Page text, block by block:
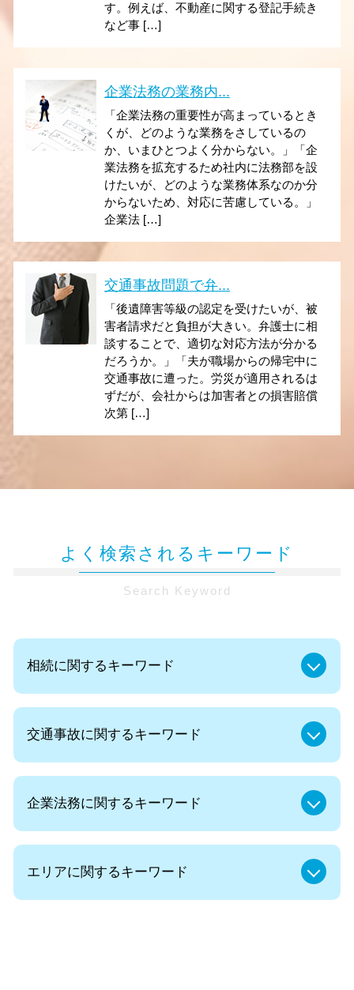
す。例えば、不動産に関する登記手続き
など事 […]
企業法務の業務内...
「企業法務の重要性が高まっているとき
くが、どのような業務をさしているの
か、いまひとつよく分からない。」「企
業法務を拡充するため社内に法務部を設
けたいが、どのような業務体系なのか分
からないため、対応に苦慮している。」
企業法 […]
交通事故問題で弁...
「後遺障害等級の認定を受けたいが、被
害者請求だと負担が大きい。弁護士に相
談することで、適切な対応方法が分かる
だろうか。」「夫が職場からの帰宅中に
交通事故に遭った。労災が適用されるは
ずだが、会社からは加害者との損害賠償
次第 […]
よく検索されるキーワード
Search Keyword
相続に関するキーワード
遺言書 法律相談
遺言書 費用
遺産 相続 使い込み
代襲相続 とは
遺産分割 不動産 評価
交通事故に関するキーワード
後遺症 相談
後遺症 認定 むちうち
後遺症 診断書
後遺症とは
企業法務に関するキーワード
景品表示法 とは
エリアに関するキーワード